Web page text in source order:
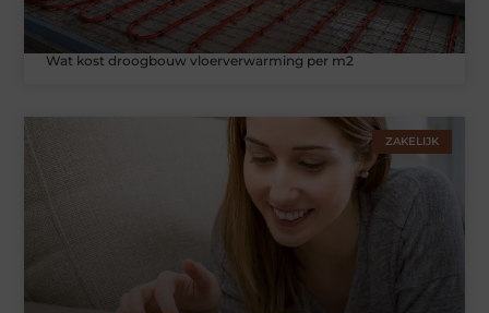
Wat kost droogbouw vloerverwarming per m2
ZAKELIJK